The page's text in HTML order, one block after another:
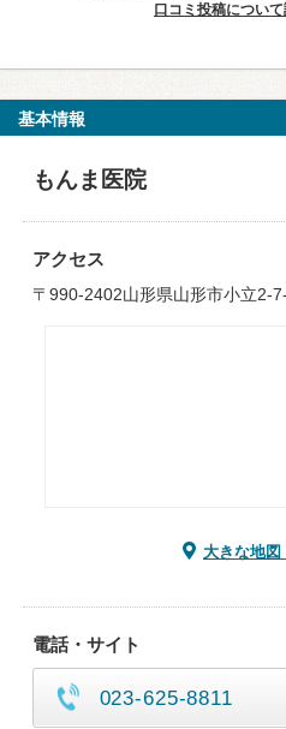
口コミ投稿につい
基本情報
もんま医院
アクセス
〒990-2402山形県山形市小立2-
大きな地図
電話・サイト
023-625-8811